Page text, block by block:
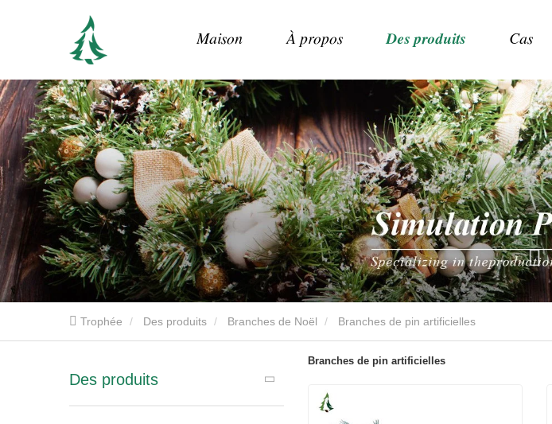
Maison À propos Des produits Cas
Trophée Des produits Branches de Noël Branches de pin artificielles
Des produits
Branches de pin artificielles